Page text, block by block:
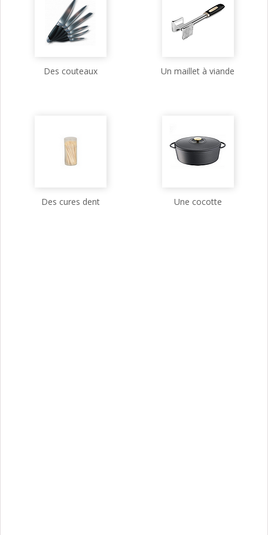
Des couteaux Un maillet à viande
Des cures dent Une cocotte